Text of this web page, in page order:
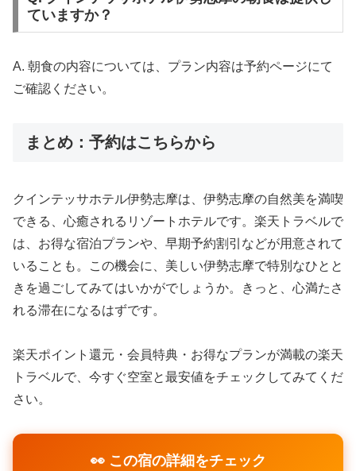
ていますか？
A. 朝食の内容については、プラン内容は予約ページにて
ご確認ください。
まとめ：予約はこちらから
クインテッサホテル伊勢志摩は、伊勢志摩の自然美を満喫
できる、心癒されるリゾートホテルです。楽天トラベルで
は、お得な宿泊プランや、早期予約割引などが用意されて
いることも。この機会に、美しい伊勢志摩で特別なひとと
きを過ごしてみてはいかがでしょうか。きっと、心満たさ
れる滞在になるはずです。
楽天ポイント還元・会員特典・お得なプランが満載の楽天
トラベルで、今すぐ空室と最安値をチェックしてみてくだ
さい。
👀 この宿の詳細をチェック